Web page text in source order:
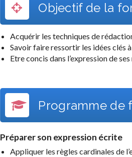
Objectif de la
Acquérir les techniques de
Savoir faire ressortir les idées clés
Etre concis dans l’expression de
Programme de
Préparer son expression écrite
Appliquer les règles cardinales de